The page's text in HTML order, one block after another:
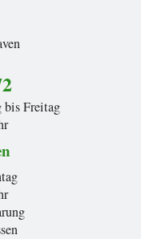
bis Freitag